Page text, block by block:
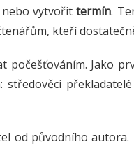
nebo vytvořittermín.
kteří
počešťováním. Jako
středověcí
od původního